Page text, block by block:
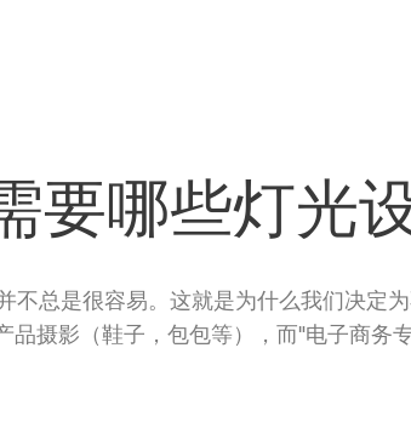
要哪些灯光
不总是很容易。这就是为什么我们决定
品摄影（鞋子，包包等），而"电子商务